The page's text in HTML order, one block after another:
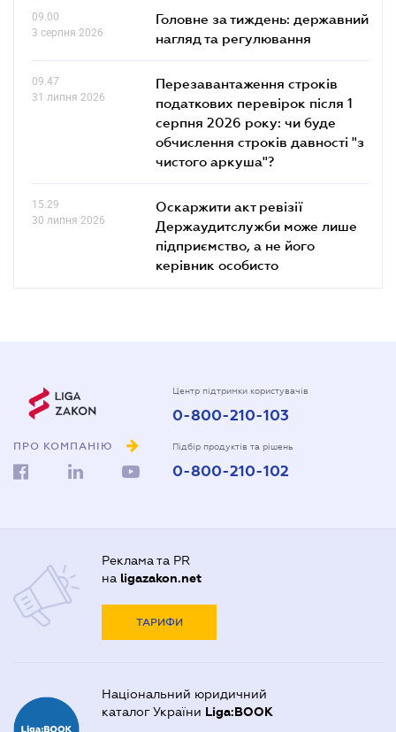
09.00
3 серпня 2026
Головне за тиждень: державний
нагляд та регулювання
09.47
31 липня 2026
Перезавантаження строків
податкових перевірок після 1
серпня 2026 року: чи буде
обчислення строків давності "з
чистого аркуша"?
15.29
30 липня 2026
Оскаржити акт ревізії
Держаудитслужби може лише
підприємство, а не його
керівник особисто
ПРО КОМПАНІЮ
Центр підтримки користувачів
0-800-210-103
Підбір продуктів та рішень
0-800-210-102
Реклама та PR
на ligazakon.net
ТАРИФИ
Національний юридичний
каталог України Liga:BOOK